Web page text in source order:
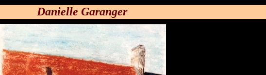
Danielle Garanger